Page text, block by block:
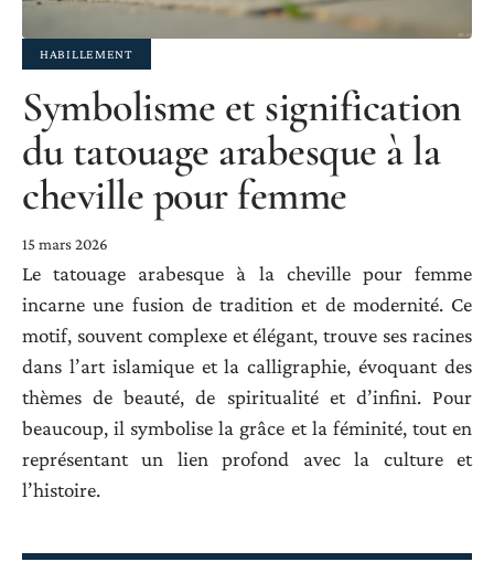
HABILLEMENT
Symbolisme et signification
du tatouage arabesque à la
cheville pour femme
15 mars 2026
Le tatouage arabesque à la cheville pour femme
incarne une fusion de tradition et de modernité. Ce
motif, souvent complexe et élégant, trouve ses racines
dans l’art islamique et la calligraphie, évoquant des
thèmes de beauté, de spiritualité et d’infini. Pour
beaucoup, il symbolise la grâce et la féminité, tout en
représentant un lien profond avec la culture et
l’histoire.